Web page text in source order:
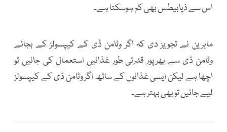
اس سے ذیابیطس بھی کم ہوسکتا ہے۔
ماہرین نے تجویز دی کہ اگر وٹامن ڈی کے کیپسولز کے بجائے
وٹامن ڈی سے بھرپور قدرتی طور غذائیں استعمال کی جائیں تو
اچھا ہے لیکن ایسی غذائوں کے ساتھ اگر وٹامن ڈی کے کیپسولز
لیے جائیں تو بھی بہتر ہے۔